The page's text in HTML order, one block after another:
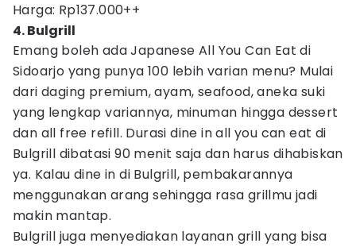
Harga: Rp137.000++
4. Bulgrill
Emang boleh ada Japanese All You Can Eat di
Sidoarjo yang punya 100 lebih varian menu? Mulai
dari daging premium, ayam, seafood, aneka suki
yang lengkap variannya, minuman hingga dessert
dan all free refill. Durasi dine in all you can eat di
Bulgrill dibatasi 90 menit saja dan harus dihabiskan
ya. Kalau dine in di Bulgrill, pembakarannya
menggunakan arang sehingga rasa grillmu jadi
makin mantap.
Bulgrill juga menyediakan layanan grill yang bisa